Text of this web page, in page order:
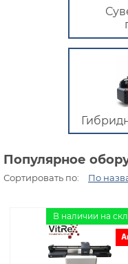
Популярное
Сортировать по: По
В наличии на